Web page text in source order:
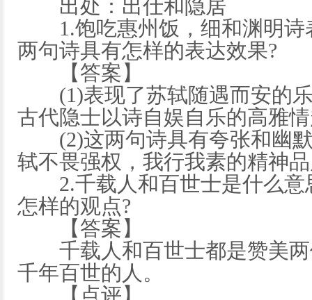
出处：出仕和隐居
1.饱吃惠州饭，细和渊明诗
两句诗具有怎样的表达效果?
【答案】
(1)表现了苏轼随遇而安的乐
古代隐士以诗自娱自乐的高雅
(2)这两句诗具有夸张和幽默
轼不畏强权，我行我素的精神
2.千载人和百世士是什么意
怎样的观点?
【答案】
千载人和百世士都是赞美两
千年百世的人。
【点评】